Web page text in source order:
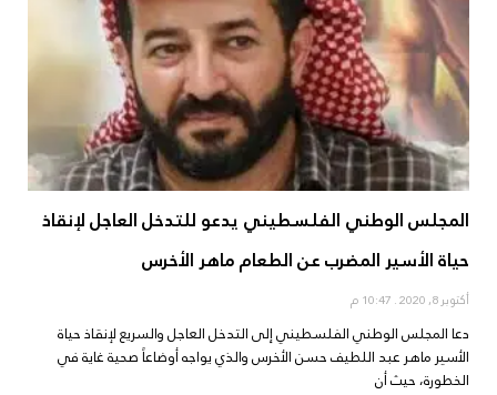
المجلس الوطني الفلسطيني يدعو للتدخل العاجل لإنقاذ
حياة الأسير المضرب عن الطعام ماهر الأخرس
أكتوبر 8, 2020
دعا المجلس الوطني الفلسطيني إلى التدخل العاجل والسريع لإنقاذ حياة
الأسير ماهر عبد اللطيف حسن الأخرس والذي يواجه أوضاعاً صحية غاية في
الخطورة، حيث أن